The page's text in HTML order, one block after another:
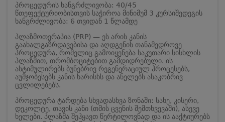
პროცედურის ხანგრძლივობა: 40/45
წთეფექტურიობისთვის საჭიროა მინიმუმ 3 კურსიშედეგის
ხანგრძლივობა: 6 თვიდან 1 წლამდე
პლაზმოთერაპია (PRP) — ეს არის კანის
გაახალგაზრდავებისა და აღდგენის თანამედროვე
პროცედურა, რომელიც გამოიყენება საკუთარი სისხლის
პლაზმით, თრომბოციტებით გამდიდრებული. ის
ასტიმულირებს ბუნებრივ რეგენერაციულ პროცესებს,
აუმჯობესებს კანის ხარისხს და ანელებს ასაკობრივ
ცვლილებებს.
პროცედურა ტარდება სხვადასხვა ზონაში: სახე, კისერი,
დეკოლტე, თავის კანი (თმის ცვენის შემთხვევაში), ასევე
ხელები. პლაზმა შეჰყავთ წერტილოვნად და ის ააქტიურებს